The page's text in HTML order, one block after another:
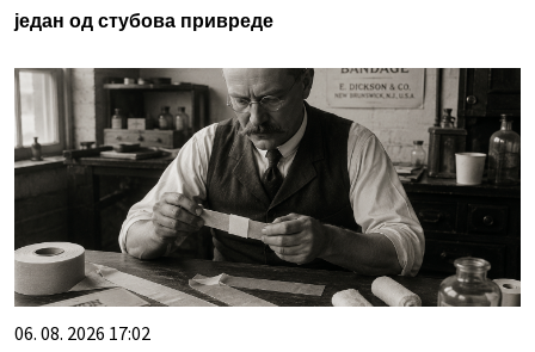
један од стубова привреде
06. 08. 2026 17:02